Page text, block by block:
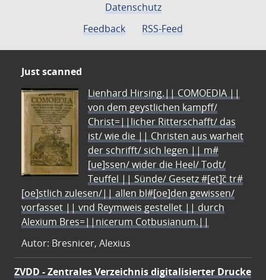
Datenschutz
Feedback
RSS-Feed
Just scanned
Lienhard Hirsing.|| COMOEDIA ||
von dem geystlichen kampff/
Christ=||licher Ritterschafft/ das
ist/ wie die || Christen aus warheit
der schrifft/ sich legen || m#
[ue]ssen/ wider die Heel/ Todt/
Teuffel || Sünde/ Gesetz #[et]c̃ tr#
[oe]stlich zulesen/|| allen bl#[oe]den gewissen/
vorfasset || vnd Reymweis gestellet || durch
Alexium Bres=||nicerum Cotbusianum.||
Autor: Bresnicer, Alexius
ZVDD - Zentrales Verzeichnis digitalisierter Drucke